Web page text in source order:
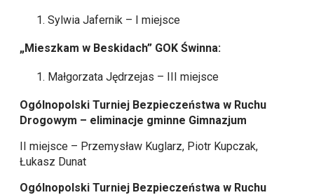
Sylwia Jafernik – I miejsce
„Mieszkam w Beskidach” GOK Świnna:
Małgorzata Jędrzejas – III miejsce
Ogólnopolski Turniej Bezpieczeństwa w Ruchu
Drogowym – eliminacje gminne Gimnazjum
II miejsce – Przemysław Kuglarz, Piotr Kupczak,
Łukasz Dunat
Ogólnopolski Turniej Bezpieczeństwa w Ruchu